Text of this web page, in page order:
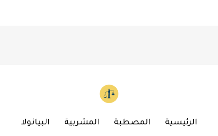
الرئيسية المصطبة المشربية البيانولا